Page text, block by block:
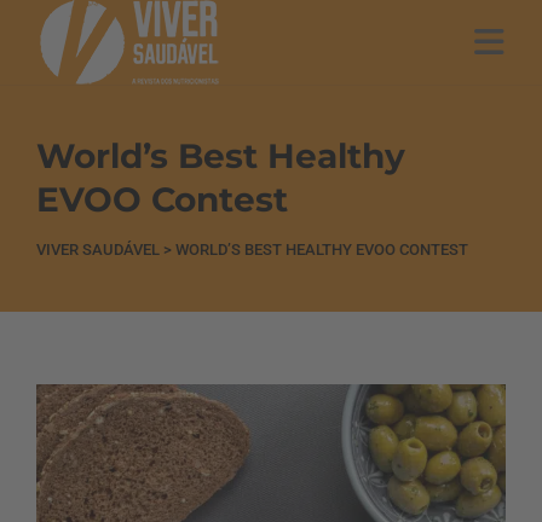
World’s Best Healthy
EVOO Contest
VIVER SAUDÁVEL > WORLD’S BEST HEALTHY EVOO CONTEST